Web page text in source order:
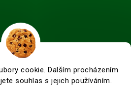
cookie. Dalším procházením
souhlas s jejich používáním.